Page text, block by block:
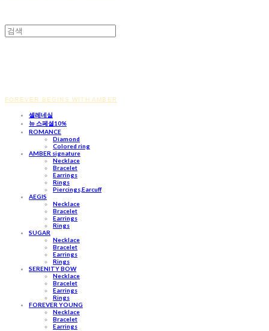
FOREVER BEGINS WITH AMBER
셀레네실
뉴 스페셜10%
ROMANCE
Diamond
Colored ring
AMBER signature
Necklace
Bracelet
Earrings
Rings
Piercings,Earcuff
AEGIS
Necklace
Bracelet
Earrings
Rings
SUGAR
Necklace
Bracelet
Earrings
Rings
SERENITY BOW
Necklace
Bracelet
Earrings
Rings
FOREVER YOUNG
Necklace
Bracelet
Earrings